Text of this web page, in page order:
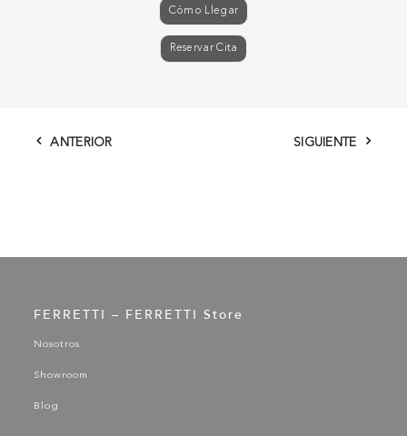
Cómo Llegar
Reservar Cita
ANTERIOR SIGUIENTE
FERRETTI – FERRETTI Store
Nosotros
Showroom
Blog